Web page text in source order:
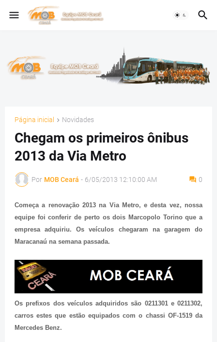
Página inicial Novidades
Chegam os primeiros ônibus
2013 da Via Metro
Por MOB Ceará - 6/05/2013 12:10:00 AM 0
Começa a renovação 2013 na Via Metro, e desta vez, nossa
equipe foi conferir de perto os dois Marcopolo Torino que a
empresa adquiriu. Os veículos chegaram na garagem do
Maracanaú na semana passada.
Os prefixos dos veículos adquiridos são 0211301 e 0211302,
carros estes que estão equipados com o chassi OF-1519 da
Mercedes Benz.